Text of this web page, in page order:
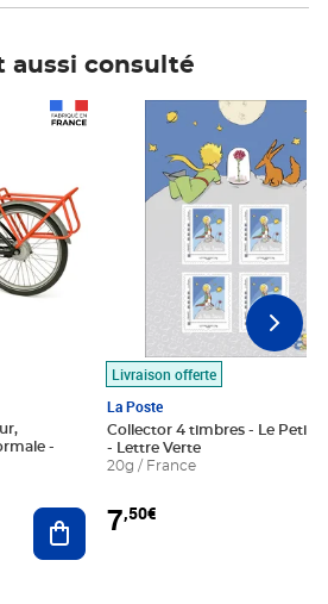
aussi consulté
Ajouter au panier
Livraison offerte
La Poste
Collector 4 timbres - Le Petit
- Lettre Verte
20g / France
7,50€
Prix 7,50€